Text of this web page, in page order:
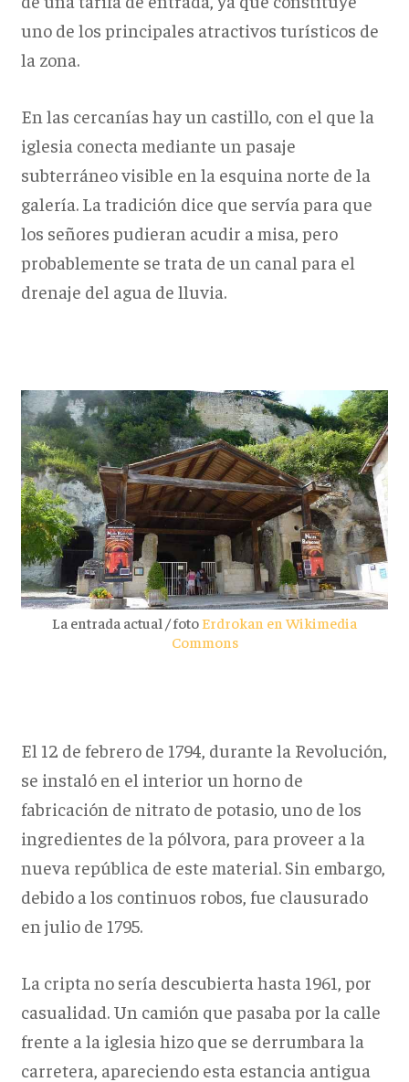
uno de los principales atractivos turísticos de
la zona.
En las cercanías hay un castillo, con el que la
iglesia conecta mediante un pasaje
subterráneo visible en la esquina norte de la
galería. La tradición dice que servía para que
los señores pudieran acudir a misa, pero
probablemente se trata de un canal para el
drenaje del agua de lluvia.
La entrada actual / fotoErdrokan en Wikimedia
Commons
El 12 de febrero de 1794, durante la Revolución,
se instaló en el interior un horno de
fabricación de nitrato de potasio, uno de los
ingredientes de la pólvora, para proveer a la
nueva república de este material. Sin embargo,
debido a los continuos robos, fue clausurado
en julio de 1795.
La cripta no sería descubierta hasta 1961, por
casualidad. Un camión que pasaba por la calle
frente a la iglesia hizo que se derrumbara la
carretera, apareciendo esta estancia antigua